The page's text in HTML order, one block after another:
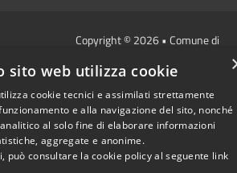
Copyright © 2026 • Comune di
Municipium•Accesso
redazione
sito web utilizza cookie
cookie tecnici e assimilati strettamente
e alla navigazione del sito, nonché
al solo fine di elaborare informazioni
aggregate e anonime.
può consultare la cookie policy al seguente link